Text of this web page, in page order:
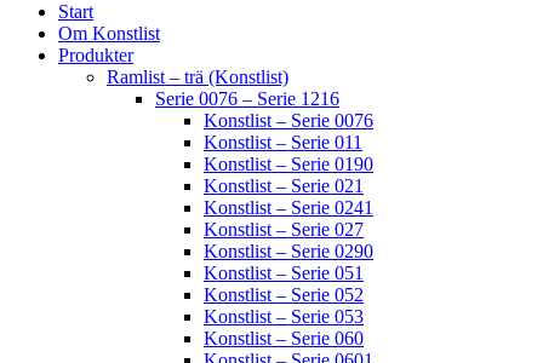
Start
Om Konstlist
Produkter
Ramlist – trä (Konstlist)
Serie 0076 – Serie 1216
Konstlist – Serie 0076
Konstlist – Serie 011
Konstlist – Serie 0190
Konstlist – Serie 021
Konstlist – Serie 0241
Konstlist – Serie 027
Konstlist – Serie 0290
Konstlist – Serie 051
Konstlist – Serie 052
Konstlist – Serie 053
Konstlist – Serie 060